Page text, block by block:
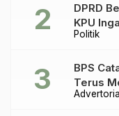
Politik
DPRD
KPU
BPS
Terus